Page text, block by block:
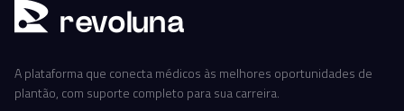
revoluna
A plataforma que conecta médicos às melhores oportunidades de
plantão, com suporte completo para sua carreira.